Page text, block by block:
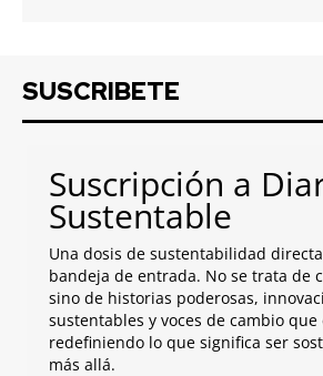
SUSCRIBETE
Suscripción a
Sustentable
Una dosis de sustentabilidad
bandeja de entrada. No se trata de
sino de historias poderosas,
sustentables y voces de cambio que
redefiniendo lo que significa ser
más allá.